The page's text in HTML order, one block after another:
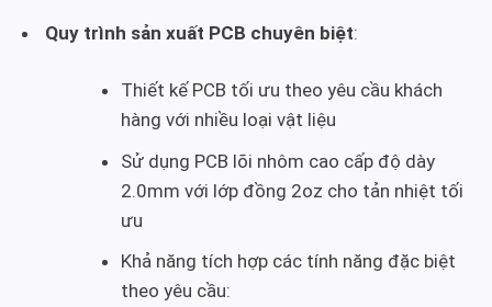
Quy trình sản xuất PCB chuyên biệt:
Thiết kế PCB tối ưu theo yêu cầu khách
hàng với nhiều loại vật liệu
Sử dụng PCB lõi nhôm cao cấp độ dày
2.0mm với lớp đồng 2oz cho tản nhiệt tối
ưu
Khả năng tích hợp các tính năng đặc biệt
theo yêu cầu: